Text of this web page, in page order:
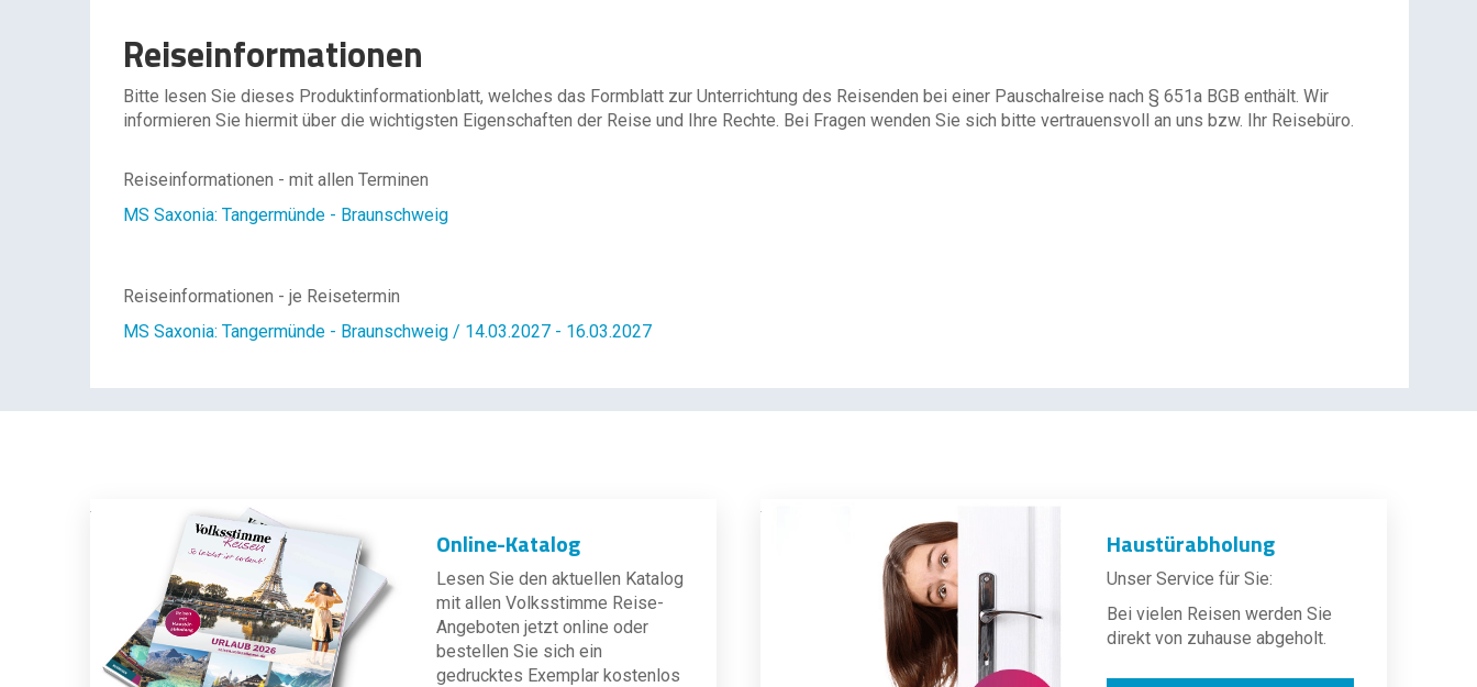
Reiseinformationen
Bitte lesen Sie dieses Produktinformationblatt, welches das Formblatt zur Unterrichtung des Reisenden bei einer Pauschalreise nach § 651a BGB enthält. Wir
informieren Sie hiermit über die wichtigsten Eigenschaften der Reise und Ihre Rechte. Bei Fragen wenden Sie sich bitte vertrauensvoll an uns bzw. Ihr Reisebüro.
Reiseinformationen - mit allen Terminen
MS Saxonia: Tangermünde - Braunschweig
Reiseinformationen - je Reisetermin
MS Saxonia: Tangermünde - Braunschweig / 14.03.2027 - 16.03.2027
Online-Katalog
Lesen Sie den aktuellen Katalog
mit allen Volksstimme Reise-
Angeboten jetzt online oder
bestellen Sie sich ein
gedrucktes Exemplar kostenlos
Haustürabholung
Unser Service für Sie:
Bei vielen Reisen werden Sie
direkt von zuhause abgeholt.